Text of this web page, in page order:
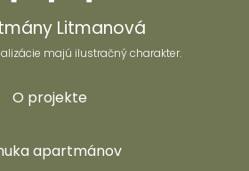
Litmanová
majú ilustračný charakter.
O projekte
apartmánov